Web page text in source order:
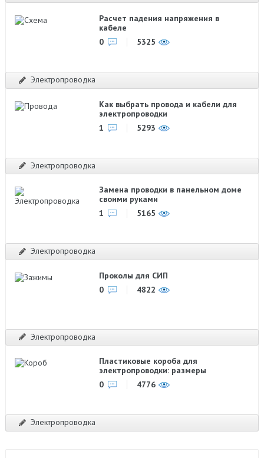
Расчет падения напряжения в
кабеле
0
5325
Электропроводка
Как выбрать провода и кабели для
электропроводки
1
5293
Электропроводка
Замена проводки в панельном доме
своими руками
1
5165
Электропроводка
Проколы для СИП
0
4822
Электропроводка
Пластиковые короба для
электропроводки: размеры
0
4776
Электропроводка